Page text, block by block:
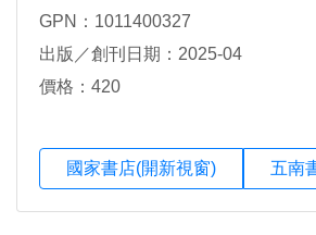
裕凱，周佳慧
GPN：1011400327
出版／創刊日期：2025-04
價格：420
國家書店(開新視窗) 五南